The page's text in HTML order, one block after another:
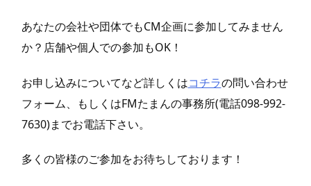
あなたの会社や団体でもCM企画に参加してみません
か？店舗や個人での参加もOK！
お申し込みについてなど詳しくはコチラの問い合わせ
フォーム、もしくはFMたまんの事務所(電話098-992-
7630)までお電話下さい。
多くの皆様のご参加をお待ちしております！